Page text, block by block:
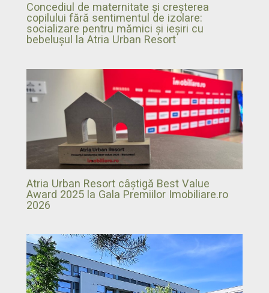
Concediul de maternitate și creșterea
copilului fără sentimentul de izolare:
socializare pentru mămici și ieșiri cu
bebelușul la Atria Urban Resort
Atria Urban Resort câștigă Best Value
Award 2025 la Gala Premiilor Imobiliare.ro
2026